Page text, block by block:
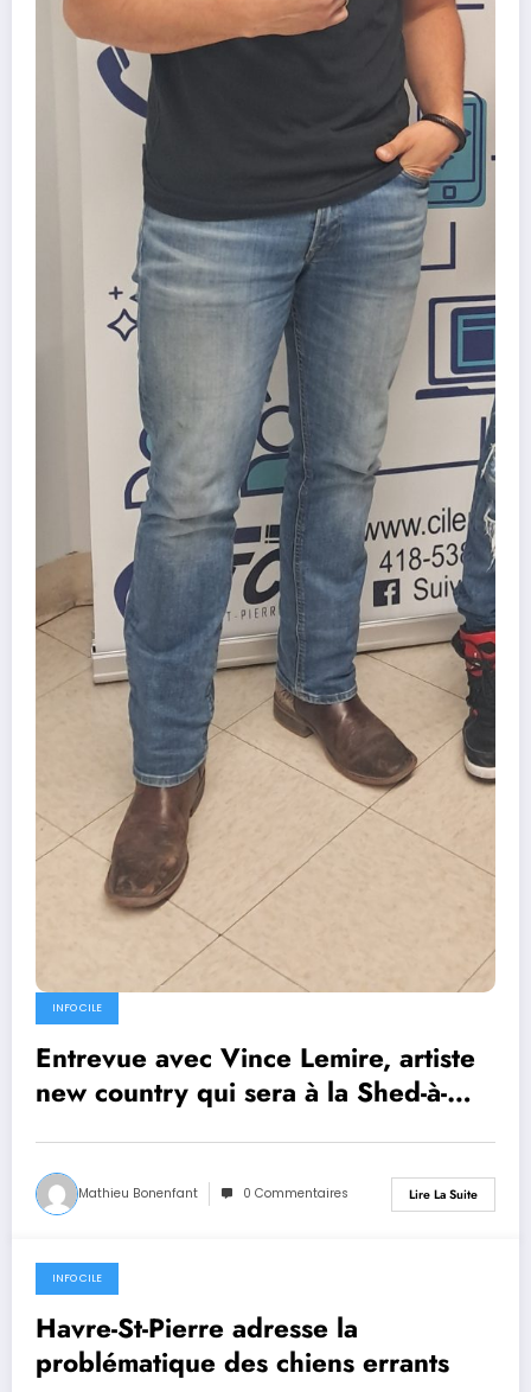
INFO CILE
Entrevue avec Vince Lemire, artiste
new country qui sera à la Shed-à-
Mathieu Bonenfant 0 Commentaires Lire La Suite
2 juillet 2026
INFO CILE
Havre-St-Pierre adresse la
problématique des chiens errants